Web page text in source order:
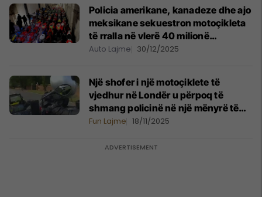
Policia amerikane, kanadeze dhe ajo
meksikane sekuestron motoçikleta
të rralla në vlerë 40 milionë
dollarësh, i përkisnin olimpistit
Auto Lajme 30/12/2025
Një shofer i një motoçiklete të
vjedhur në Londër u përpoq të
shmang policinë në një mënyrë të
veçantë
Fun Lajme 18/11/2025